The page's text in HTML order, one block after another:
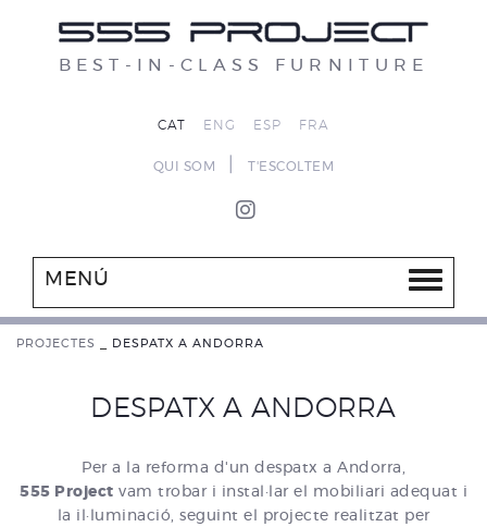
BEST-IN-CLASS FURNITURE
CAT ENG ESP FRA
QUI SOM T'ESCOLTEM
MENÚ
PROJECTES DESPATX A ANDORRA
DESPATX A ANDORRA
Per a la reforma d'un despatx a Andorra,
555 Project vam trobar i instal·lar el mobiliari adequat i
la il·luminació, seguint el projecte realitzat per